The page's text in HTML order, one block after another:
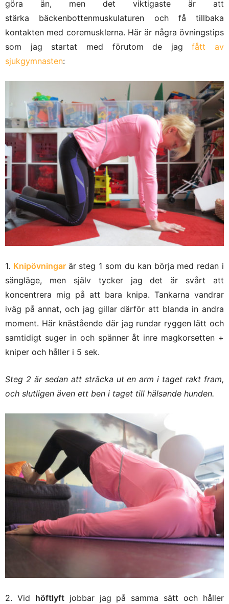
göra än, men det viktigaste är att
stärka bäckenbottenmuskulaturen och få tillbaka
kontakten med coremusklerna. Här är några övningstips
som jag startat med förutom de jagfått av
sjukgymnasten:
1. Knipövningar är steg 1 som du kan börja med redan i
sängläge, men själv tycker jag det är svårt att
koncentrera mig på att bara knipa. Tankarna vandrar
iväg på annat, och jag gillar därför att blanda in andra
moment. Här knästående där jag rundar ryggen lätt och
samtidigt suger in och spänner åt inre magkorsetten +
kniper och håller i 5 sek.
Steg 2 är sedan att sträcka ut en arm i taget rakt fram,
och slutligen även ett ben i taget till hälsande hunden.
2. Vid höftlyftjobbar jag på samma sätt och håller